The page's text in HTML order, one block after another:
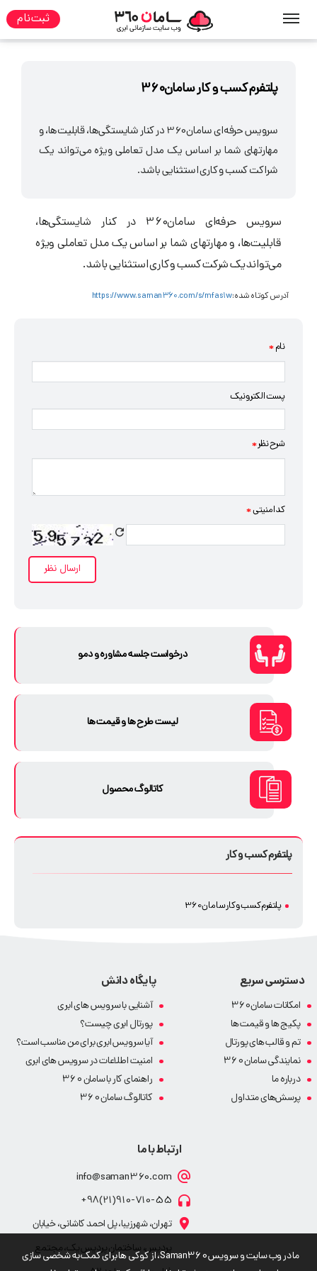
ثبت نام صفحه نخست مطالب پلتفرم کسب و کار
پلتفرم کسب و کار سامان360
سرویس حرفه‌ای سامان360 در کنار شایستگی‌ها، قابلیت‌ها، و
مهارتهای شما بر اساس یک مدل تعاملی ویژه می‌تواند یک
شراکت کسب و کاری استثنایی باشد.
سرویس حرفه‌ای سامان360 در کنار شایستگی‌ها،
قابلیت‌ها، و مهارتهای شما بر اساس یک مدل تعاملی ویژه
می‌تواند یک شرکت کسب و کاری استثنایی باشد.
آدرس کوتاه شده:https://www.saman360.com/s/mfas1w
نام *
پست الکترونیک
شرح نظر*
کد امنیتی*
درخواست جلسه مشاوره و دمو
لیست طرح ها و قیمت ها
کاتالوگ محصول
پلتفرم کسب و کار
پلتفرم کسب و کار سامان360
دسترسی سریع
امکانات سامان360
پکیج ها و قیمت ها
تم و قالب های پورتال
نمایندگی سامان 360
درباره ما
پرسش‌های متداول
پایگاه دانش
آشنایی با سرویس های ابری
پورتال ابری چیست؟
آیا سرویس ابری برای من مناسب است؟
امنیت اطلاعات در سرویس های ابری
راهنمای کار با سامان 360
کاتالوگ سامان 360
ارتباط با ما
info@saman360.com
910-710-55(21)98+
تهران، شهرزیبا، پل احمد کاشانی، خیابان
پردیس، ساختمان پردیس یک، مجتمع
ما در وب سایت و سرویس Saman360، از کوکی ها برای کمک به شخصی سازی